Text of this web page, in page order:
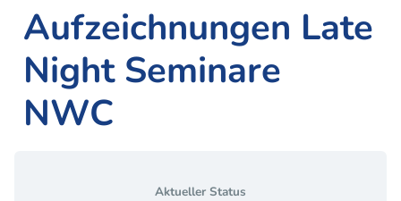
Aufzeichnungen Late
Night Seminare
NWC
Aktueller Status